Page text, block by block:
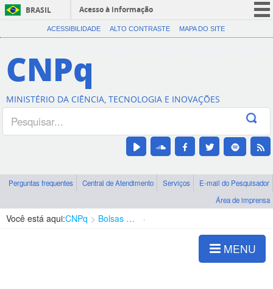
BRASIL
Acesso à informação
CORONAVÍRUS (COVID-19)
Canais
ACESSIBILIDADE ALTO CONTRASTE MAPA DO SITE
CNPq
MINISTÉRIO DA CIÊNCIA, TECNOLOGIA E INOVAÇÕES
Perguntas frequentes Central de Atendimento Serviços
E-mail do Pesquisador
Área de imprensa
Você está aqui:CNPq Bolsas e Auxílios Vigentes
MENU